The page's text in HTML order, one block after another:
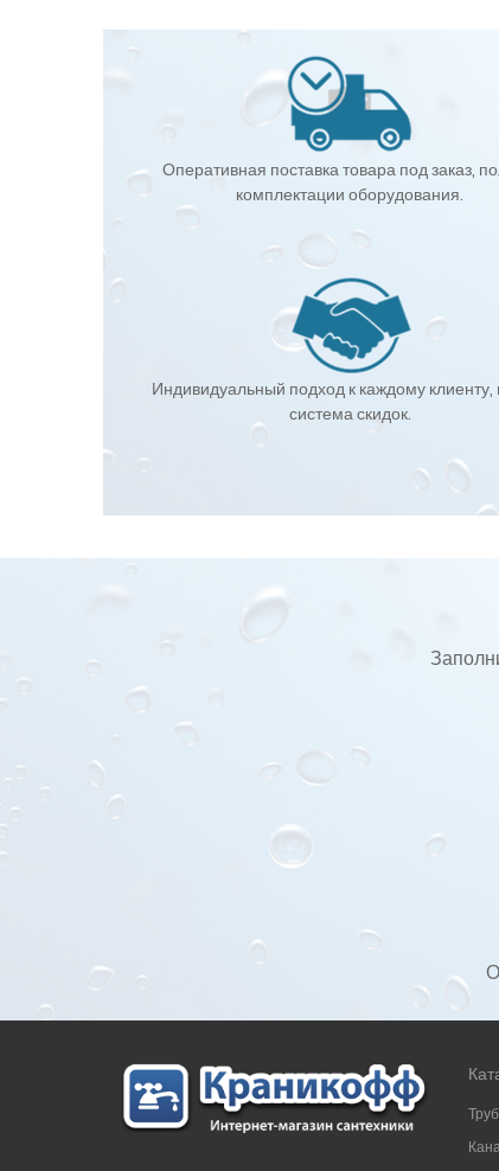
Оперативная поставка товара под заказ,
комплектации оборудования.
Индивидуальный подход к каждому клиенту,
система скидок.